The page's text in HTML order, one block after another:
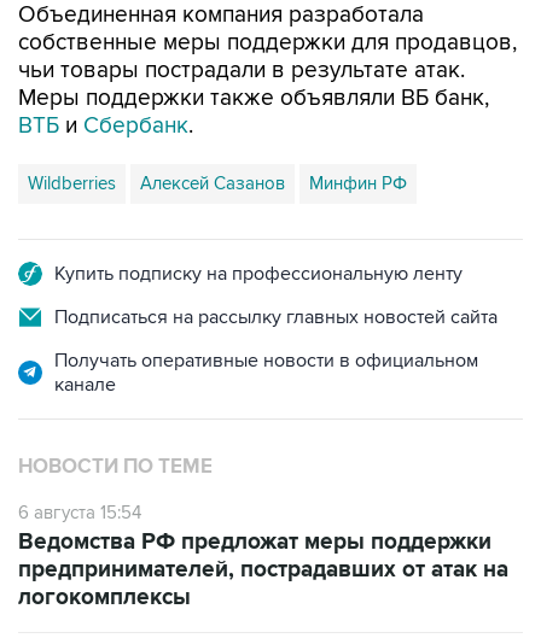
Объединенная компания разработала
собственные меры поддержки для продавцов,
чьи товары пострадали в результате атак.
Меры поддержки также объявляли ВБ банк,
ВТБ и Сбербанк.
Wildberries Алексей Сазанов Минфин РФ
Купить подписку на профессиональную ленту
Подписаться на рассылку главных новостей сайта
Получать оперативные новости в официальном
канале
НОВОСТИ ПО ТЕМЕ
6 августа 15:54
Ведомства РФ предложат меры поддержки
предпринимателей, пострадавших от атак на
логокомплексы